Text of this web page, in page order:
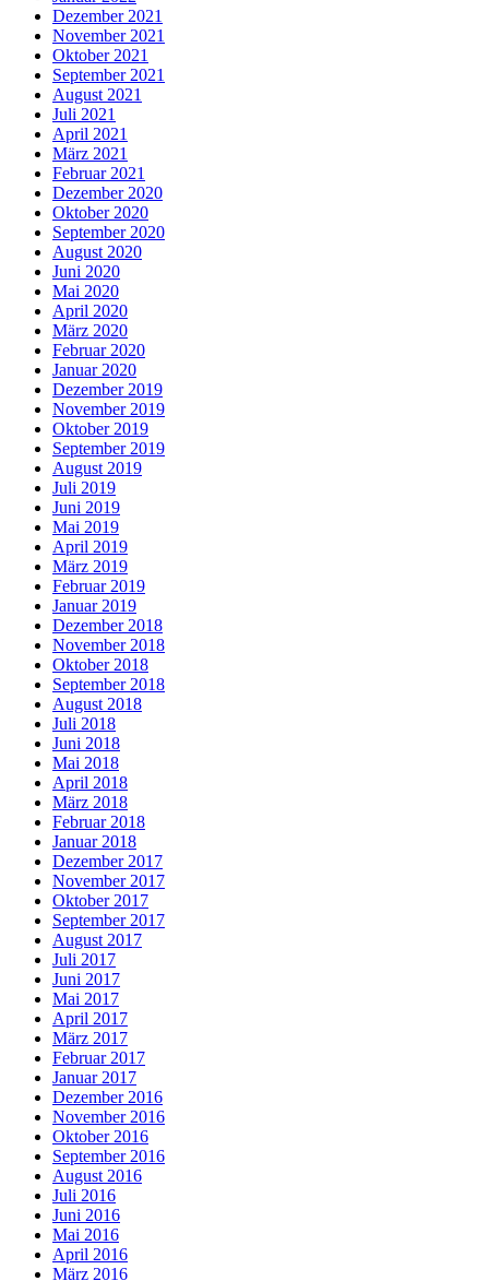
Dezember 2021
November 2021
Oktober 2021
September 2021
August 2021
Juli 2021
April 2021
März 2021
Februar 2021
Dezember 2020
Oktober 2020
September 2020
August 2020
Juni 2020
Mai 2020
April 2020
März 2020
Februar 2020
Januar 2020
Dezember 2019
November 2019
Oktober 2019
September 2019
August 2019
Juli 2019
Juni 2019
Mai 2019
April 2019
März 2019
Februar 2019
Januar 2019
Dezember 2018
November 2018
Oktober 2018
September 2018
August 2018
Juli 2018
Juni 2018
Mai 2018
April 2018
März 2018
Februar 2018
Januar 2018
Dezember 2017
November 2017
Oktober 2017
September 2017
August 2017
Juli 2017
Juni 2017
Mai 2017
April 2017
März 2017
Februar 2017
Januar 2017
Dezember 2016
November 2016
Oktober 2016
September 2016
August 2016
Juli 2016
Juni 2016
Mai 2016
April 2016
März 2016